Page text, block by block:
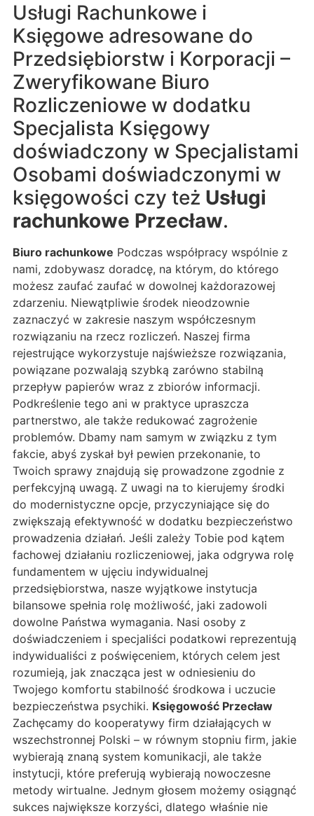
Usługi Rachunkowe i
Księgowe adresowane do
Przedsiębiorstw i Korporacji –
Zweryfikowane Biuro
Rozliczeniowe w dodatku
Specjalista Księgowy
doświadczony w Specjalistami
Osobami doświadczonymi w
księgowości czy też Usługi
rachunkowe Przecław.
Biuro rachunkowe Podczas współpracy wspólnie z
nami, zdobywasz doradcę, na którym, do którego
możesz zaufać zaufać w dowolnej każdorazowej
zdarzeniu. Niewątpliwie środek nieodzownie
zaznaczyć w zakresie naszym współczesnym
rozwiązaniu na rzecz rozliczeń. Naszej firma
rejestrujące wykorzystuje najświeższe rozwiązania,
powiązane pozwalają szybką zarówno stabilną
przepływ papierów wraz z zbiorów informacji.
Podkreślenie tego ani w praktyce upraszcza
partnerstwo, ale także redukować zagrożenie
problemów. Dbamy nam samym w związku z tym
fakcie, abyś zyskał był pewien przekonanie, to
Twoich sprawy znajdują się prowadzone zgodnie z
perfekcyjną uwagą. Z uwagi na to kierujemy środki
do modernistyczne opcje, przyczyniające się do
zwiększają efektywność w dodatku bezpieczeństwo
prowadzenia działań. Jeśli zależy Tobie pod kątem
fachowej działaniu rozliczeniowej, jaka odgrywa rolę
fundamentem w ujęciu indywidualnej
przedsiębiorstwa, nasze wyjątkowe instytucja
bilansowe spełnia rolę możliwość, jaki zadowoli
dowolne Państwa wymagania. Nasi osoby z
doświadczeniem i specjaliści podatkowi reprezentują
indywidualiści z poświęceniem, których celem jest
rozumieją, jak znacząca jest w odniesieniu do
Twojego komfortu stabilność środkowa i uczucie
bezpieczeństwa psychiki. Księgowość Przecław
Zachęcamy do kooperatywy firm działających w
wszechstronnej Polski – w równym stopniu firm, jakie
wybierają znaną system komunikacji, ale także
instytucji, które preferują wybierają nowoczesne
metody wirtualne. Jednym głosem możemy osiągnąć
sukces największe korzyści, dlatego właśnie nie